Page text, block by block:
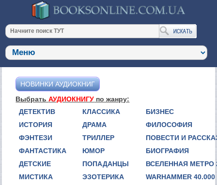
НОВИНКИ АУДИОКНИГ
ВыбратьАУДИОКНИГУ по жанру:
ДЕТЕКТИВ
ИСТОРИЯ
ФЭНТЕЗИ
ФАНТАСТИКА
ДЕТСКИЕ
МИСТИКА
КЛАССИКА
ДРАМА
ТРИЛЛЕР
ЮМОР
ПОПАДАНЦЫ
ЭЗОТЕРИКА
БИЗНЕС
ФИЛОСОФИЯ
ПОВЕСТИ И
БИОГРАФИЯ
ВСЕЛЕННАЯ МЕТРО
WARHAMMER 40.000